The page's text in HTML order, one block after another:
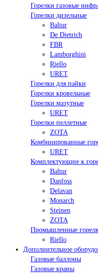
Горелки газовые
Горелки дизельные
Baltur
De Dietrich
FBR
Lamborghini
Riello
URET
Горелки для пайки
Горелки кровельные
Горелки мазутные
URET
Горелки пеллетные
ZOTA
Комбинированные
URET
Комплектующие к
Baltur
Danfoss
Delavan
Monarch
Steinen
ZOTA
Промышленные
Riello
Дополнительное
Газовые баллоны
Газовые краны